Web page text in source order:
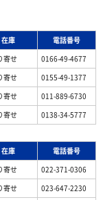
在庫
電話番号
寄せ
0166-49-4677
寄せ
0155-49-1377
寄せ
011-889-6730
寄せ 0138-34-5777
在庫
電話番号
寄せ
022-371-0306
寄せ
023-647-2230